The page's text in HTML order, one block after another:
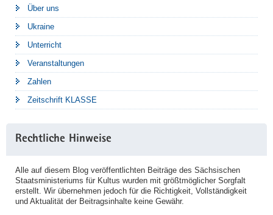
Über uns
Ukraine
Unterricht
Veranstaltungen
Zahlen
Zeitschrift KLASSE
Rechtliche Hinweise
Alle auf diesem Blog veröffentlichten Beiträge des Sächsischen
Staatsministeriums für Kultus wurden mit größtmöglicher Sorgfalt
erstellt. Wir übernehmen jedoch für die Richtigkeit, Vollständigkeit
und Aktualität der Beitragsinhalte keine Gewähr.